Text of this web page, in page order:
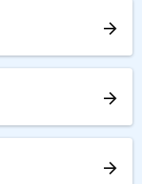
arrow_forward
arrow_forward
arrow_forward